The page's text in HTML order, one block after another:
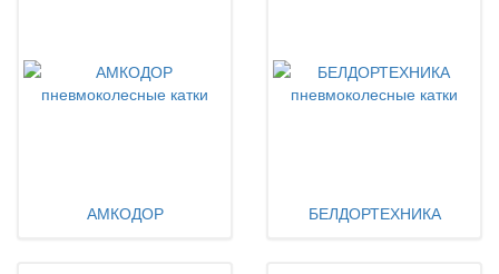
АМКОДОР БЕЛДОРТЕХНИКА